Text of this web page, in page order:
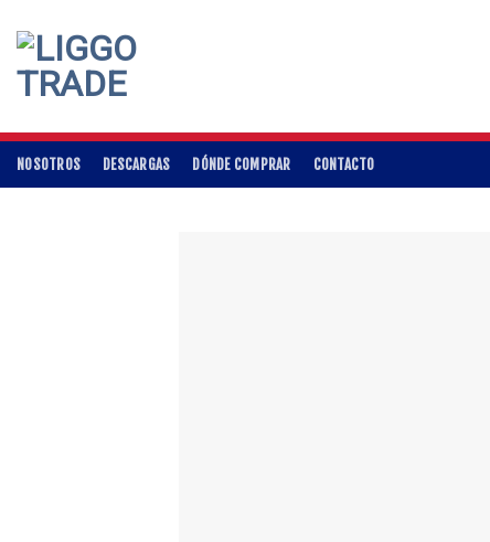
content
NOSOTROS DESCARGAS DÓNDE COMPRAR CONTACTO